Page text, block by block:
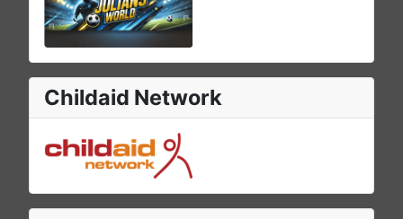
Childaid Network